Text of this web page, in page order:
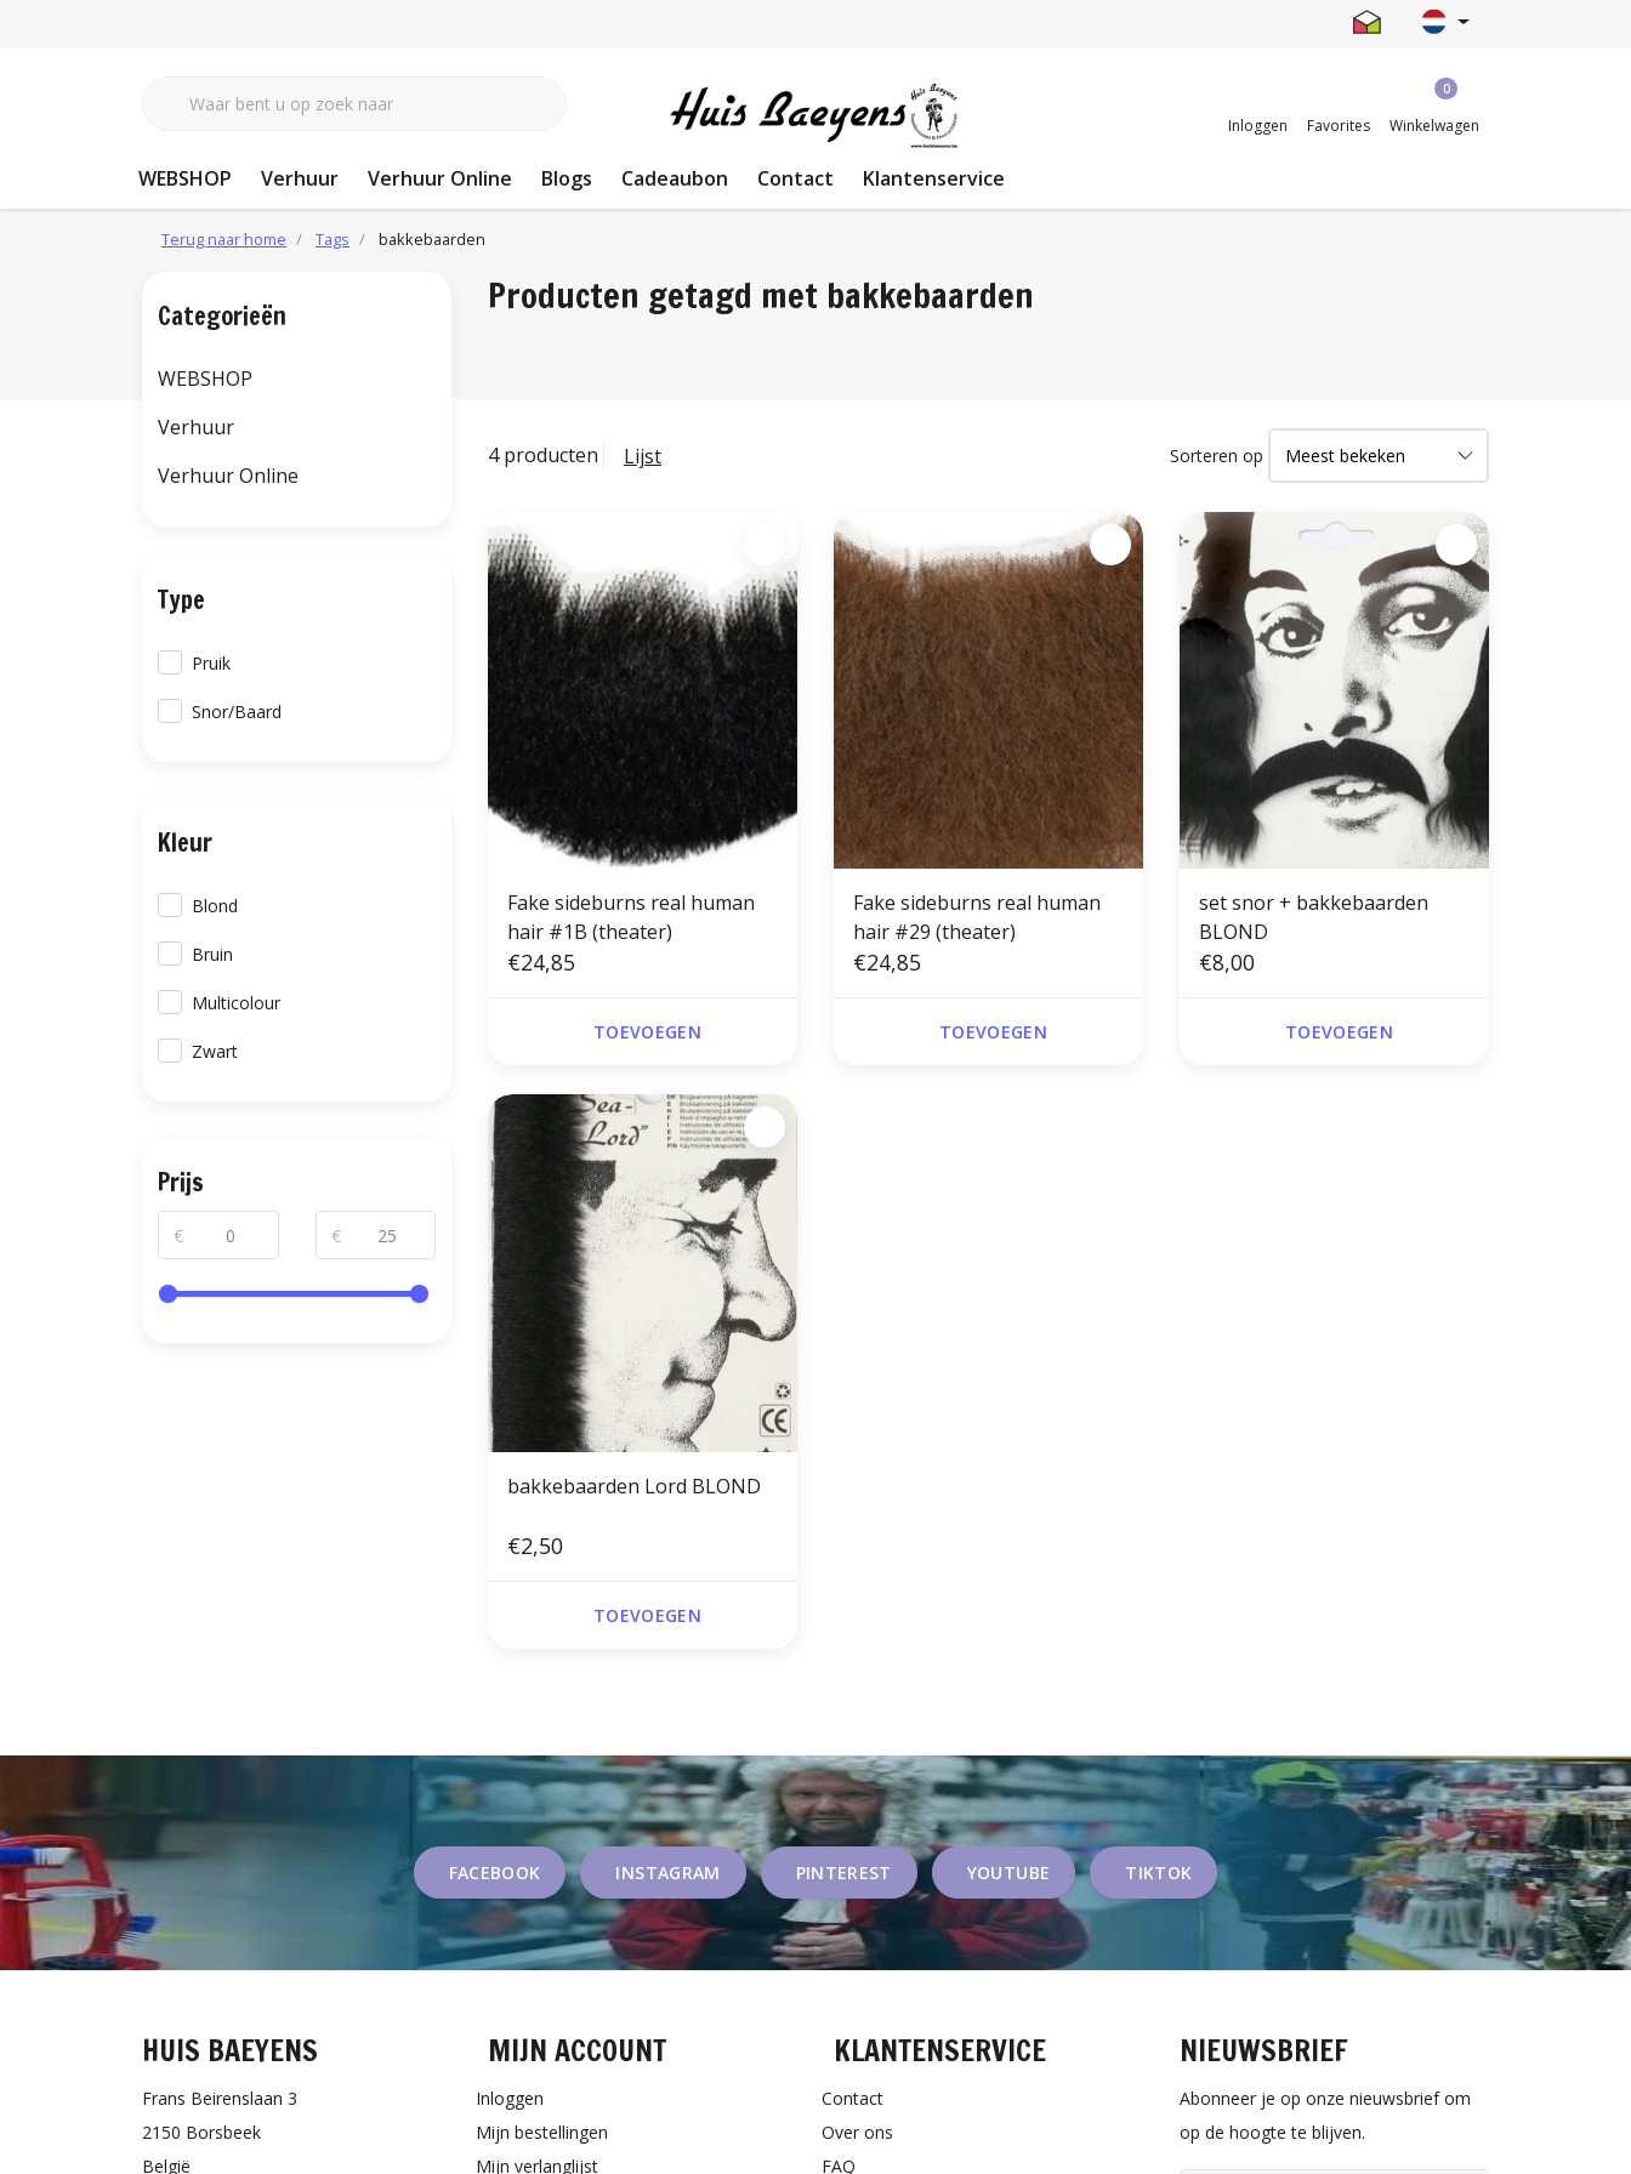
Inloggen Favorites
0
Winkelwagen
WEBSHOP Verhuur Verhuur Online Blogs Cadeaubon Contact Klantenservice
Terug naar home Tags bakkebaarden
Producten getagd met bakkebaarden
4 producten Lijst Sorteren op
Fake sideburns real human
hair #1B (theater)
€24,85
TOEVOEGEN
Fake sideburns real human
hair #29 (theater)
€24,85
TOEVOEGEN
set snor + bakkebaarden
BLOND
€8,00
TOEVOEGEN
bakkebaarden Lord BLOND
€2,50
TOEVOEGEN
Categorieën
WEBSHOP
Verhuur
Verhuur Online
Type
Pruik
Snor/Baard
Kleur
Blond
Bruin
Multicolour
Zwart
Prijs
€ €
FACEBOOK INSTAGRAM PINTEREST YOUTUBE TIKTOK
HUIS BAEYENS
Frans Beirenslaan 3
2150 Borsbeek
België
MIJN ACCOUNT
Inloggen
Mijn bestellingen
Mijn verlanglijst
KLANTENSERVICE
Contact
Over ons
FAQ
NIEUWSBRIEF
Abonneer je op onze nieuwsbrief om
op de hoogte te blijven.